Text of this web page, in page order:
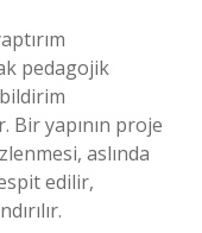
pedagojik
Bir yapının proje
aslında
edilir,